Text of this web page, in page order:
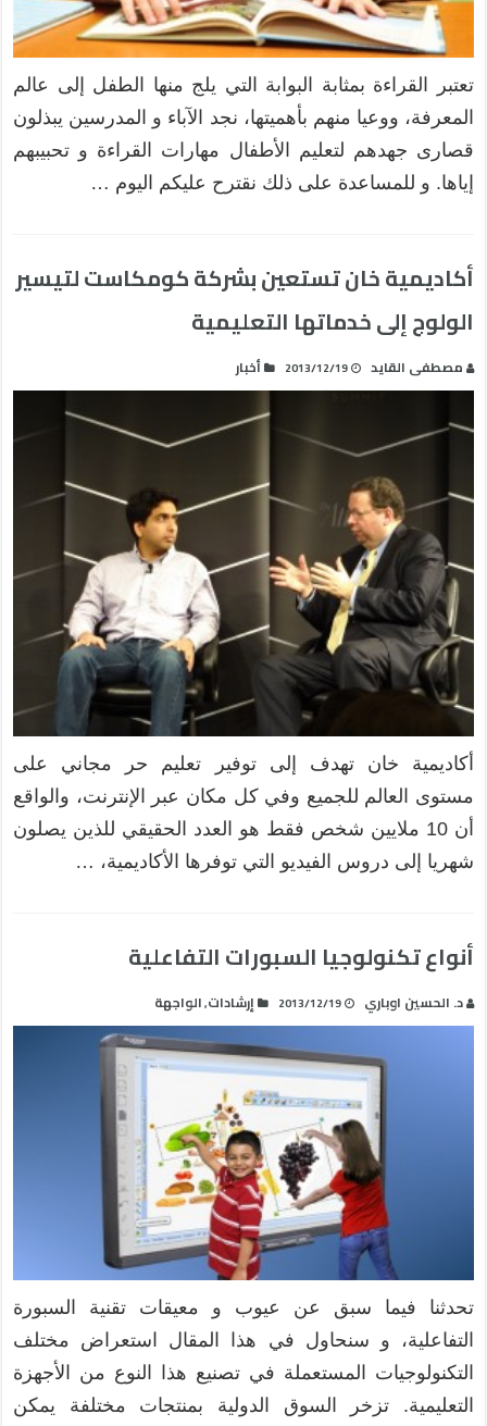
تعتبر القراءة بمثابة البوابة التي يلج منها الطفل إلى عالم
المعرفة، ووعيا منهم بأهميتها، نجد الآباء و المدرسين يبذلون
قصارى جهدهم لتعليم الأطفال مهارات القراءة و تحبيبهم
إياها. و للمساعدة على ذلك نقترح عليكم اليوم …
أكاديمية خان تستعين بشركة كومكاست لتيسير
الولوج إلى خدماتها التعليمية
مصطفى القايد 2013/12/19 أخبار
أكاديمية خان تهدف إلى توفير تعليم حر مجاني على
مستوى العالم للجميع وفي كل مكان عبر الإنترنت، والواقع
أن 10 ملايين شخص فقط هو العدد الحقيقي للذين يصلون
شهريا إلى دروس الفيديو التي توفرها الأكاديمية، …
أنواع تكنولوجيا السبورات التفاعلية
د. الحسين اوباري 2013/12/19 إرشادات,الواجهة
تحدثنا فيما سبق عن عيوب و معيقات تقنية السبورة
التفاعلية، و سنحاول في هذا المقال استعراض مختلف
التكنولوجيات المستعملة في تصنيع هذا النوع من الأجهزة
التعليمية. تزخر السوق الدولية بمنتجات مختلفة يمكن